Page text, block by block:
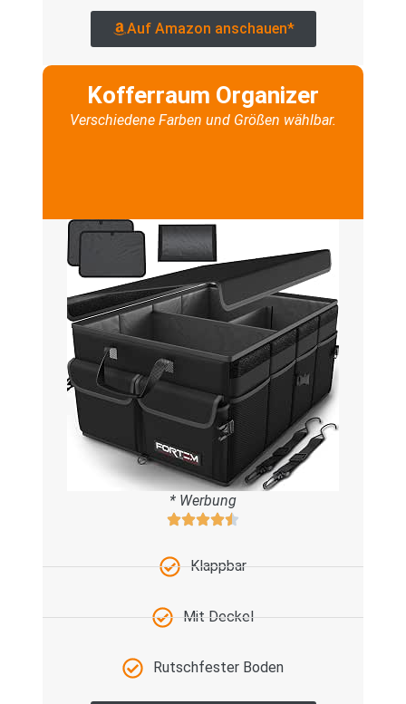
Auf Amazon anschauen*
Kofferraum Organizer
Verschiedene Farben und Größen wählbar.
* Werbung
Klappbar
Mit Deckel
Rutschfester Boden